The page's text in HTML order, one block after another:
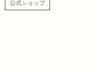
公式ショップ